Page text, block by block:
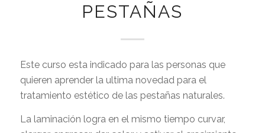
PESTAÑAS
Este curso esta indicado para las personas que
quieren aprender la ultima novedad para el
tratamiento estético de las pestañas naturales.
La laminación logra en el mismo tiempo curvar,